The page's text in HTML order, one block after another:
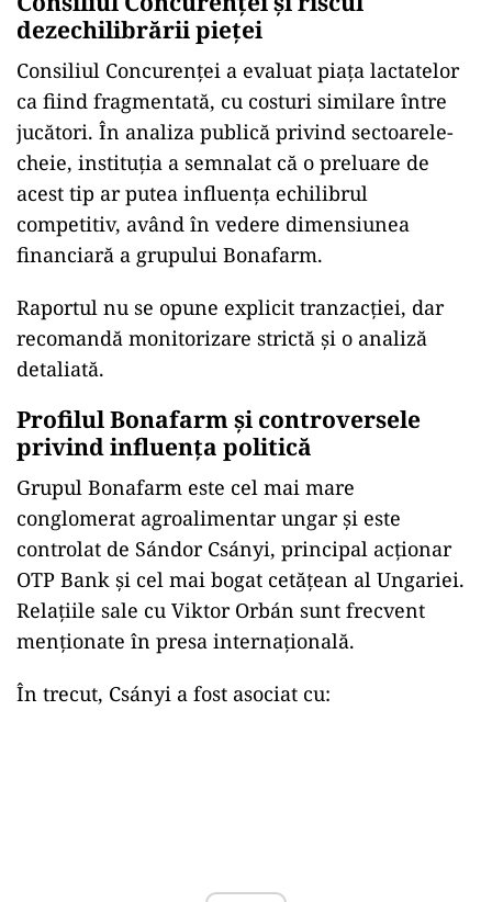
dezechilibrării pieței
Consiliul Concurenței a evaluat piața lactatelor
ca fiind fragmentată, cu costuri similare între
jucători. În analiza publică privind sectoarele-
cheie, instituția a semnalat că o preluare de
acest tip ar putea influența echilibrul
competitiv, având în vedere dimensiunea
financiară a grupului Bonafarm.
Raportul nu se opune explicit tranzacției, dar
recomandă monitorizare strictă și o analiză
detaliată.
Profilul Bonafarm și controversele
privind influența politică
Grupul Bonafarm este cel mai mare
conglomerat agroalimentar ungar și este
controlat de Sándor Csányi, principal acționar
OTP Bank și cel mai bogat cetățean al Ungariei.
Relațiile sale cu Viktor Orbán sunt frecvent
menționate în presa internațională.
În trecut, Csányi a fost asociat cu: